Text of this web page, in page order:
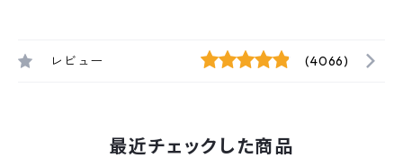
レビュー (4066)
最近チェックした商品